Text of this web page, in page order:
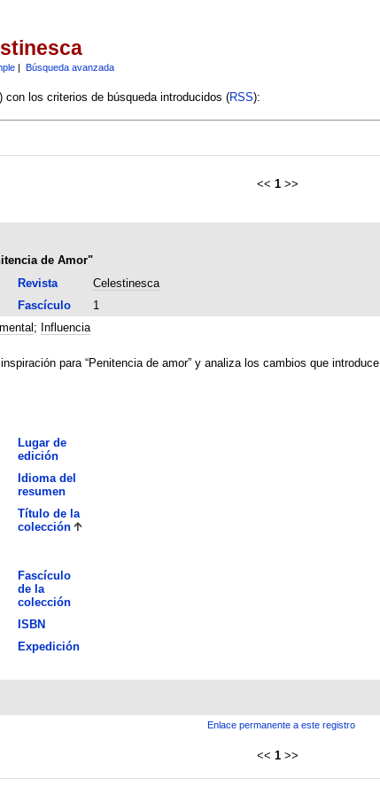
| Búsqueda avanzada
con los criterios de búsqueda introducidos (RSS):
<< 1 >>
de Amor"
Revista Celestinesca
Fascículo 1
; Influencia
para “Penitencia de amor” y analiza los cambios que introduce.
Lugar de
edición
Idioma del
resumen
Título de la
colección
Fascículo
de la
colección
ISBN
Expedición
Enlace permanente a este registro
<< 1 >>